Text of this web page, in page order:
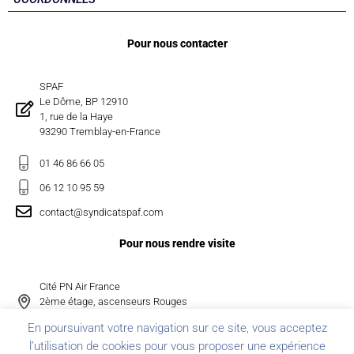
Pour nous contacter
SPAF
Le Dôme, BP 12910
1, rue de la Haye
93290 Tremblay-en-France
01 46 86 66 05
06 12 10 95 59
contact@syndicatspaf.com
Pour nous rendre visite
Cité PN Air France
2ème étage, ascenseurs Rouges
En poursuivant votre navigation sur ce site, vous acceptez
l’utilisation de cookies pour vous proposer une expérience